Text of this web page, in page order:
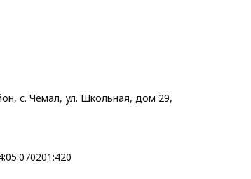
с. Чемал, ул. Школьная, дом 29,